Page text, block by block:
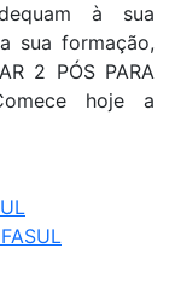
à sua
sua formação,
2 PÓS PARA
hoje a